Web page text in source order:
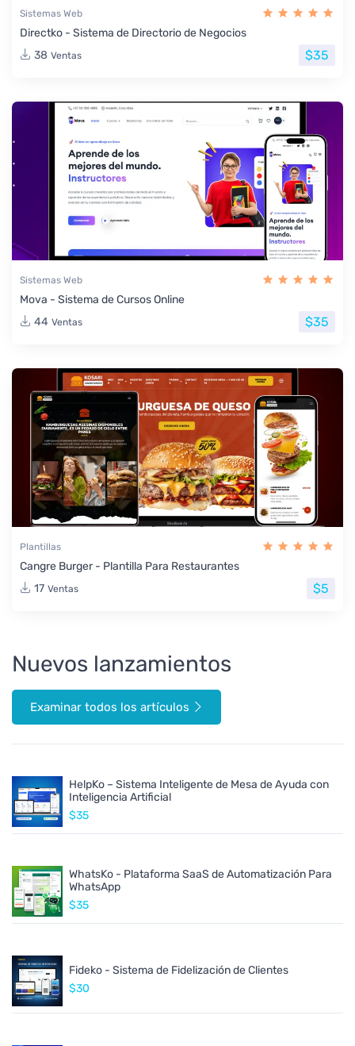
Sistemas Web
Directko - Sistema de Directorio de Negocios
38 Ventas $35
Sistemas Web
Mova - Sistema de Cursos Online
44 Ventas $35
Plantillas
Cangre Burger - Plantilla Para Restaurantes
17 Ventas $5
Nuevos lanzamientos
Examinar todos los artículos
HelpKo – Sistema Inteligente de Mesa de Ayuda con
Inteligencia Artificial
$35
WhatsKo - Plataforma SaaS de Automatización Para
WhatsApp
$35
Fideko - Sistema de Fidelización de Clientes
$30